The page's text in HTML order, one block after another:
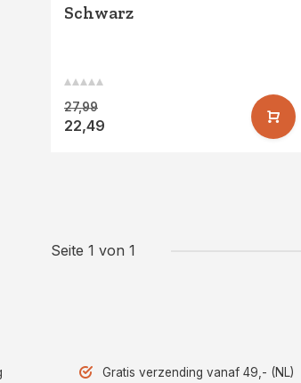
Schwarz
27,99
22,49
Seite 1 von 1
Gratis verzending vanaf 49,- (NL)